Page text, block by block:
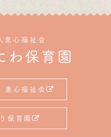
恵心福祉会
わ保育園
恵心福祉会
保育園